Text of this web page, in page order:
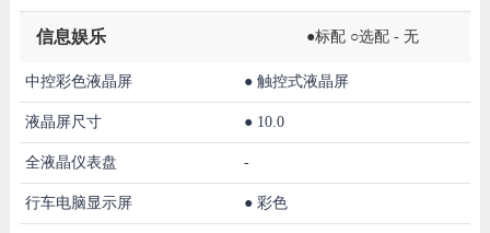
信息娱乐 ●标配 ○选配 - 无
中控彩色液晶屏 ● 触控式液晶屏
液晶屏尺寸 ● 10.0
全液晶仪表盘 -
行车电脑显示屏 ● 彩色